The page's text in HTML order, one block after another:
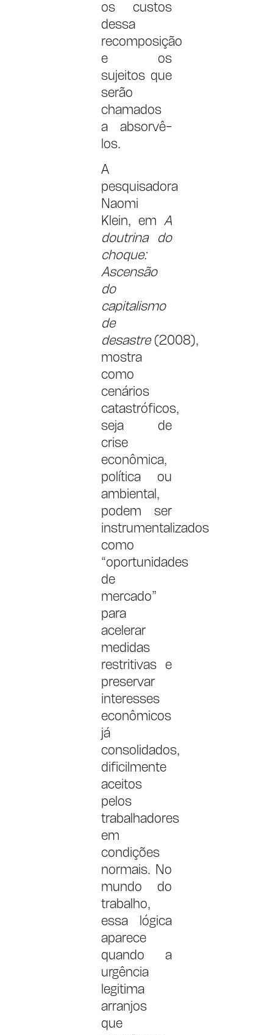
os custos
dessa
recomposição
e os
sujeitos que
serão
chamados
a absorvê-
los.
A
pesquisadora
Naomi
Klein, em A
doutrina do
choque:
Ascensão
do
capitalismo
de
desastre(2008),
mostra
como
cenários
catastróficos,
seja de
crise
econômica,
política ou
ambiental,
podem ser
instrumentalizados
como
“oportunidades
de
mercado”
para
acelerar
medidas
restritivas e
preservar
interesses
econômicos
já
consolidados,
dificilmente
aceitos
pelos
trabalhadores
em
condições
normais. No
mundo do
trabalho,
essa lógica
aparece
quando a
urgência
legitima
arranjos
que